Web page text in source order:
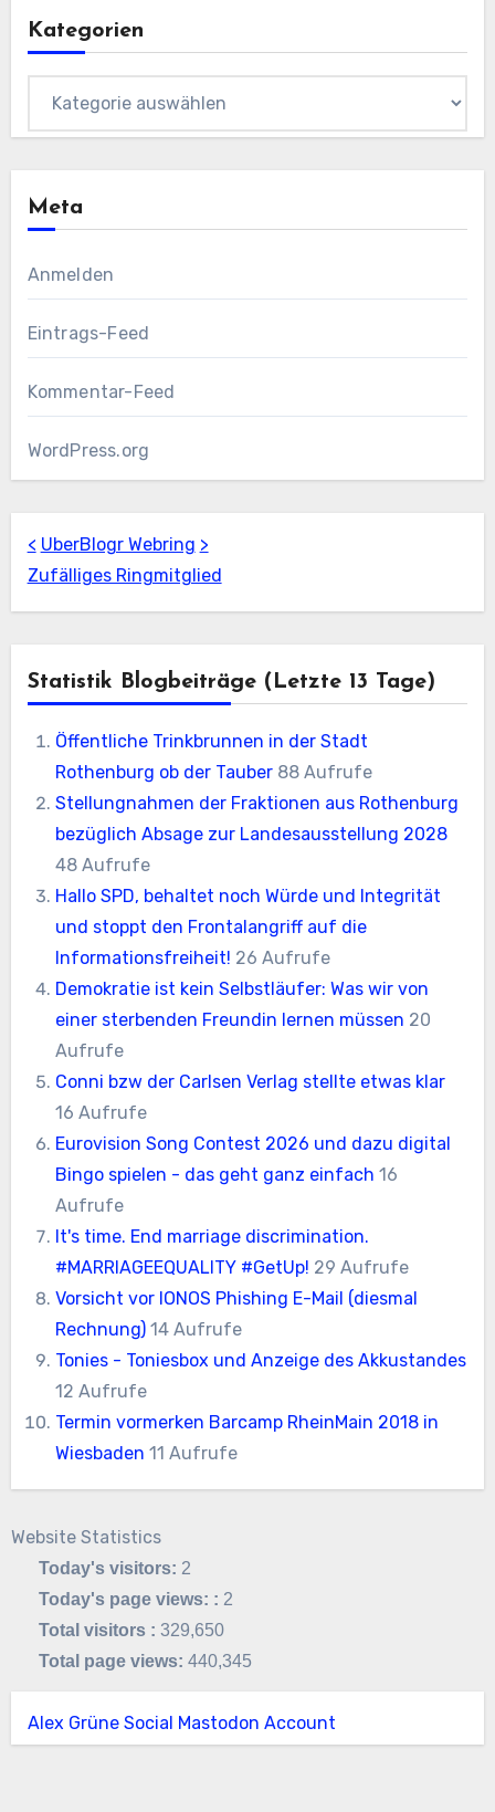
Kategorien
Meta
Anmelden
Eintrags-Feed
Kommentar-Feed
WordPress.org
< UberBlogr Webring >
Zufälliges Ringmitglied
Statistik Blogbeiträge (letzte 13 Tage)
Öffentliche Trinkbrunnen in der Stadt
Rothenburg ob der Tauber 88 Aufrufe
Stellungnahmen der Fraktionen aus Rothenburg
bezüglich Absage zur Landesausstellung 2028
48 Aufrufe
Hallo SPD, behaltet noch Würde und Integrität
und stoppt den Frontalangriff auf die
Informationsfreiheit! 26 Aufrufe
Demokratie ist kein Selbstläufer: Was wir von
einer sterbenden Freundin lernen müssen 20
Aufrufe
Conni bzw der Carlsen Verlag stellte etwas klar
16 Aufrufe
Eurovision Song Contest 2026 und dazu digital
Bingo spielen - das geht ganz einfach 16
Aufrufe
It's time. End marriage discrimination.
#MARRIAGEEQUALITY #GetUp! 29 Aufrufe
Vorsicht vor IONOS Phishing E-Mail (diesmal
Rechnung) 14 Aufrufe
Tonies - Toniesbox und Anzeige des Akkustandes
12 Aufrufe
Termin vormerken Barcamp RheinMain 2018 in
Wiesbaden 11 Aufrufe
Website Statistics
Today's visitors: 2
Today's page views: : 2
Total visitors :329,650
Total page views:440,345
Alex Grüne Social Mastodon Account